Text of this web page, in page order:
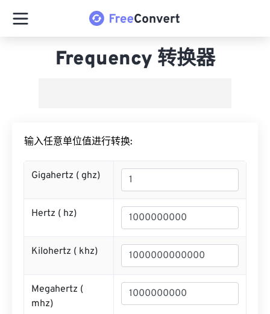
Frequency 转换器
输入任意单位值进行转换:
Gigahertz ( ghz)
Hertz ( hz)
Kilohertz ( khz)
Megahertz (
mhz)